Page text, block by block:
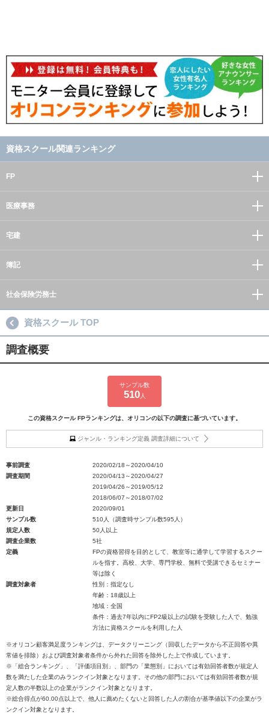
資格スクール関連ランキング
FP
医療事務
宅建
簿記
社会保険労務士
資格スクール TOP
調査概要
サンプル数
510人
この資格スクール FPランキングは、オリコンの以下の調査に基づいています。
ジャンル・ランキング定義 調査詳細について
事前調査
2020/02/18～2020/04/10
調査期間
2020/04/13～2020/04/27
2019/04/26～2019/05/12
2018/06/07～2018/07/02
更新日
2020/09/01
サンプル数
510人（調査時サンプル数595人）
規定人数
50人以上
調査企業数
5社
定義
FPの資格習得を目的として、教室等に通学して学習するスクー
ルを指す。高校、大学、専門学校、無料で受講できるセミナー
等は除く
調査対象者
性別：指定なし
年齢：18歳以上
地域：全国
条件：過去7年以内にFP2級以上の試験を受験した人で、勉強
方法に資格スクールを利用した人
※オリコン顧客満足度ランキングは、データクリーニング（回収したデータから不正回答や異
常値を排除）および調査対象者条件から外れた回答を除外した上で作成しています。
※「総合ランキング」、「評価項目別」、部門の「業態別」においては有効回答者数が規定人
数を満たした企業のみランクイン対象となります。その他の部門においては有効回答者数が規
定人数の半数以上の企業がランクイン対象となります。
※総合得点が60.00点以上で、他人に薦めたくないと回答した人の割合が基準値以下の企業がラ
ンクイン対象となります。